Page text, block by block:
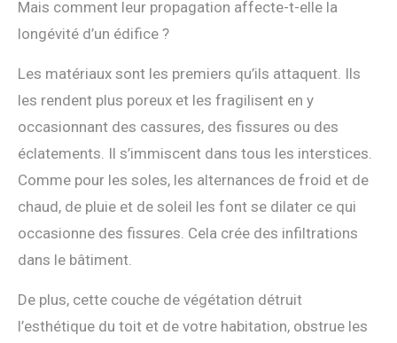
Mais comment leur propagation affecte-t-elle la
longévité d’un édifice ?
Les matériaux sont les premiers qu’ils attaquent. Ils
les rendent plus poreux et les fragilisent en y
occasionnant des cassures, des fissures ou des
éclatements. Il s’immiscent dans tous les interstices.
Comme pour les soles, les alternances de froid et de
chaud, de pluie et de soleil les font se dilater ce qui
occasionne des fissures. Cela crée des infiltrations
dans le bâtiment.
De plus, cette couche de végétation détruit
l’esthétique du toit et de votre habitation, obstrue les